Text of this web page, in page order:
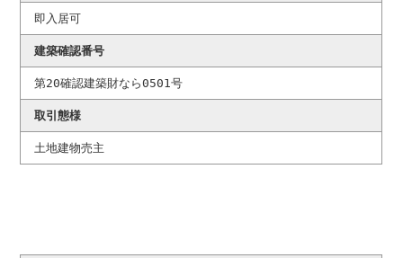
即入居可
建築確認番号
第20確認建築財なら0501号
取引態様
土地建物売主